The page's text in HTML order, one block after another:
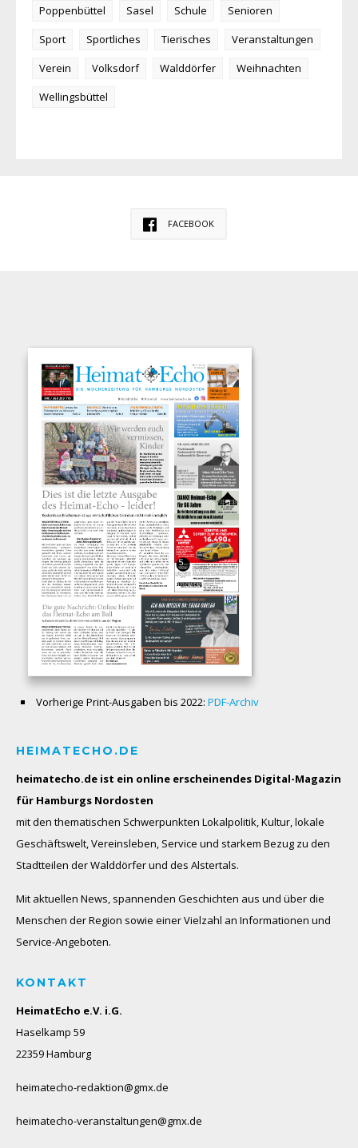
Poppenbüttel
Sasel Schule
Senioren
Sport
Sportliches Tierisches
Veranstaltungen
Verein
Volksdorf Walddörfer
Weihnachten
Wellingsbüttel
FACEBOOK
Vorherige Print-Ausgaben bis 2022: PDF-Archiv
HEIMATECHO.DE
heimatecho.de ist ein online erscheinendes Digital-Magazin
für Hamburgs Nordosten
mit den thematischen Schwerpunkten Lokalpolitik, Kultur, lokale
Geschäftswelt, Vereinsleben, Service und starkem Bezug zu den
Stadtteilen der Walddörfer und des Alstertals.
Mit aktuellen News, spannenden Geschichten aus und über die
Menschen der Region sowie einer Vielzahl an Informationen und
Service-Angeboten.
KONTAKT
HeimatEcho e.V. i.G.
Haselkamp 59
22359 Hamburg
heimatecho-redaktion@gmx.de
heimatecho-veranstaltungen@gmx.de